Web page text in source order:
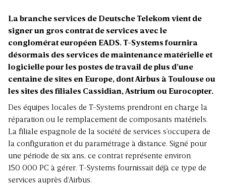
La branche services de Deutsche Telekom vient de
signer un gros contrat de services avec le
conglomérat européen EADS. T-Systems fournira
désormais des services de maintenance matérielle et
logicielle pour les postes de travail de plus d’une
centaine de sites en Europe, dont Airbus à Toulouse ou
les sites des filiales Cassidian, Astrium ou Eurocopter.
Des équipes locales de T-Systems prendront en charge la
réparation ou le remplacement de composants matériels.
La filiale espagnole de la société de services s’occupera de
la configuration et du paramétrage à distance. Signé pour
une période de six ans, ce contrat représente environ
150 000 PC à gérer. T-Systems fournissait déjà ce type de
services auprès d’Airbus.